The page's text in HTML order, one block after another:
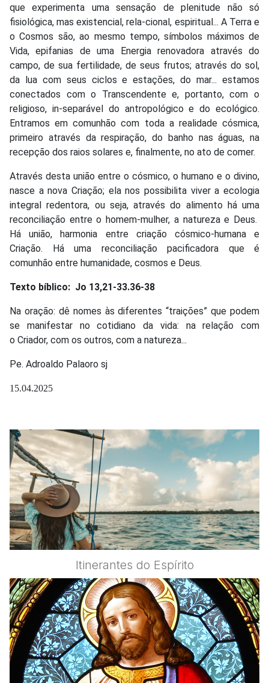
que experimenta uma sensação de plenitude não só
fisiológica, mas existencial, rela-cional, espiritual... A Terra e
o Cosmos são, ao mesmo tempo, símbolos máximos de
Vida, epifanias de uma Energia renovadora através do
campo, de sua fertilidade, de seus frutos; através do sol,
da lua com seus ciclos e estações, do mar... estamos
conectados com o Transcendente e, portanto, com o
religioso, in-separável do antropológico e do ecológico.
Entramos em comunhão com toda a realidade cósmica,
primeiro através da respiração, do banho nas águas, na
recepção dos raios solares e, finalmente, no ato de comer.
Através desta união entre o cósmico, o humano e o divino,
nasce a nova Criação; ela nos possibilita viver a ecologia
integral redentora, ou seja, através do alimento há uma
reconciliação entre o homem-mulher, a natureza e Deus.
Há união, harmonia entre criação cósmico-humana e
Criação. Há uma reconciliação pacificadora que é
comunhão entre humanidade, cosmos e Deus.
Texto bíblico: Jo 13,21-33.36-38
Na oração: dê nomes às diferentes “traições” que podem
se manifestar no cotidiano da vida: na relação com
o Criador, com os outros, com a natureza...
Pe. Adroaldo Palaoro sj
15.04.2025
Itinerantes do Espírito